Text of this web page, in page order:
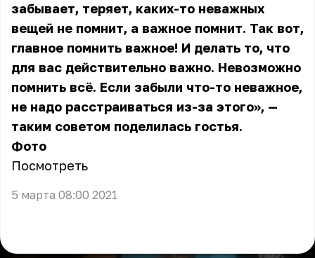
забывает, теряет, каких-то неважных
вещей не помнит, а важное помнит. Так вот,
главное помнить важное! И делать то, что
для вас действительно важно. Невозможно
помнить всё. Если забыли что-то неважное,
не надо расстраиваться из-за этого», —
таким советом поделилась гостья.
Фото
Посмотреть
5 марта 08:00 2021